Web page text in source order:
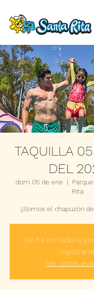
TAQUILLA
DEL
dom 05 de ene
  |
Rita
¡¡Somos el chapuzón
Se ha cerrado la
Ver otros